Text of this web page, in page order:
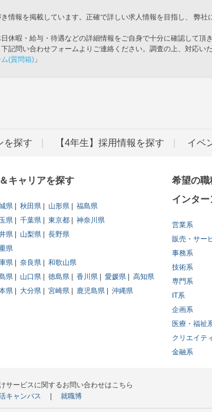
情報を掲載しています。正確で詳しい求人情報を目指し、 弊
休暇・給与・待遇などの詳細情報をご自身で十分に確認して頂
記問い合わせフォームよりご連絡ください。調査の上、対応いた
(質問箱) 」
を探す 【4年生】採用情報を探す イベ
キャリアを探す
県 秋田県 山形県
福島県
県 千葉県 東京都
神奈川県
県 山梨県
長野県
県
県 奈良県
和歌山県
県 山口県 徳島県 香川県 愛媛県
高知県
県 大分県 宮崎県 鹿児島県
沖縄県
希望の職
インタ
営業系
販売・サー
事務系
技術系
専門系
IT系
企画系
医療・福祉
クリエイテ
金融系
サービスに関するお問い合わせはこちら
キャンパス
就職博